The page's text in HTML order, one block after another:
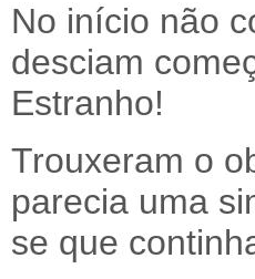
No início não
desciam
Estranho!
Trouxeram o
parecia uma
se que